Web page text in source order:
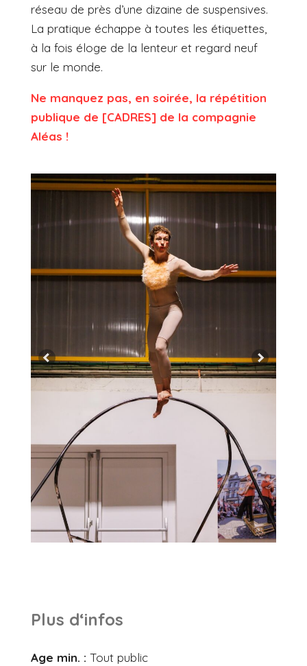
réseau de près d’une dizaine de suspensives.
La pratique échappe à toutes les étiquettes,
à la fois éloge de la lenteur et regard neuf
sur le monde.
Ne manquez pas, en soirée, la répétition
publique de [CADRES] de la compagnie
Aléas !
Plus d‘infos
Age min. : Tout public